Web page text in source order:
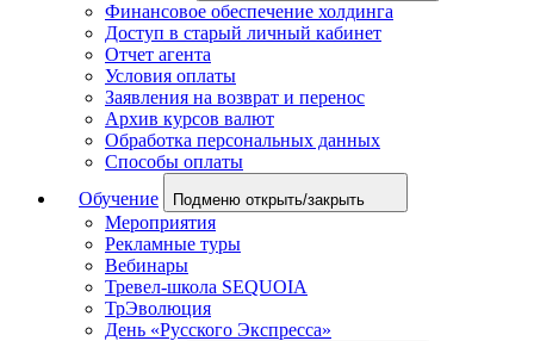
Финансовое обеспечение холдинга
Доступ в старый личный кабинет
Отчет агента
Условия оплаты
Заявления на возврат и перенос
Архив курсов валют
Обработка персональных данных
Способы оплаты
Обучение
Подменю открыть/закрыть
Мероприятия
Рекламные туры
Вебинары
Тревел-школа SEQUOIA
ТрЭволюция
День «Русского Экспресса»